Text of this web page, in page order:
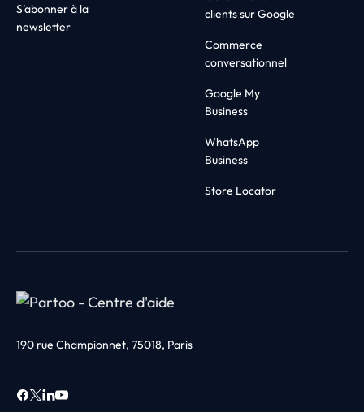
S’abonner à la
newsletter
clients sur Google
Commerce
conversationnel
Google My
Business
WhatsApp
Business
Store Locator
190 rue Championnet, 75018, Paris